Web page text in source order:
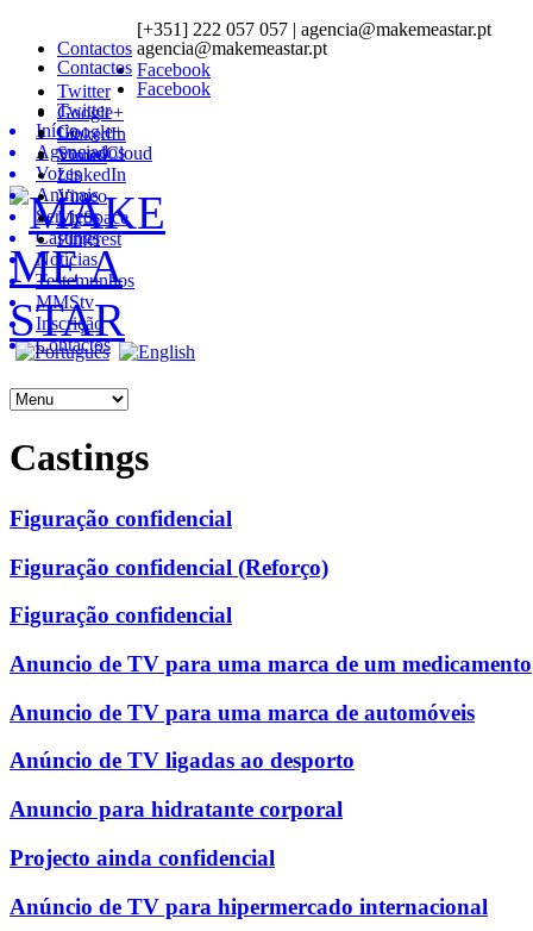
Contactos
agencia@makemeastar.pt
Facebook
Twitter
Google+
SoundCloud
LinkedIn
Vimeo
MySpace
Pinterest
Contactos
[+351] 222 057 057 | agencia@makemeastar.pt
Facebook
Twitter
Google+
LinkedIn
Vimeo
Castings
Figuração confidencial
Figuração confidencial (Reforço)
Figuração confidencial
Anuncio de TV para uma marca de um medicamento
Anuncio de TV para uma marca de automóveis
Anúncio de TV ligadas ao desporto
Anuncio para hidratante corporal
Projecto ainda confidencial
Anúncio de TV para hipermercado internacional
Início
Agenciados
Vozes
Animais
Serviços
Castings
Notícias
Testemunhos
MMStv
Inscrição
Contactos